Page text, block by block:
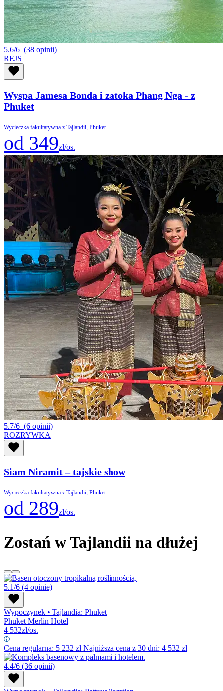
5.6/6 (38 opinii)
REJS
Wyspa Jamesa Bonda i zatoka Phang Nga - z
Phuket
Wycieczka fakultatywna z Tajlandii, Phuket
od 349zł/os.
5.7/6 (6 opinii)
ROZRYWKA
Siam Niramit – tajskie show
Wycieczka fakultatywna z Tajlandii, Phuket
od 289zł/os.
Zostań w Tajlandii na dłużej
5.1/6 (4 opinie)
Wypoczynek • Tajlandia: Phuket
Phuket Merlin Hotel
4 532zł/os.
Cena regularna: 5 232 złNajniższa cena z 30 dni: 4 532 zł
4.4/6 (36 opinii)